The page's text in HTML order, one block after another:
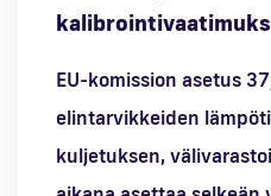
EU-komission asetus
elintarvikkeiden
kuljetuksen,